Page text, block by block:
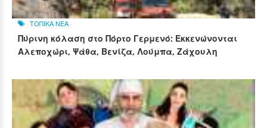
ΤΟΠΙΚΑ ΝΕΑ
Πύρινη κόλαση στο Πόρτο Γερμενό: Εκκενώνονται
Αλεποχώρι, Ψάθα, Βενίζα, Λούμπα, Ζάχουλη